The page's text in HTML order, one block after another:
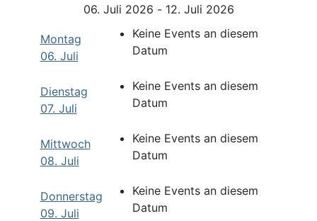
06. Juli 2026 - 12. Juli 2026
Montag
06. Juli
Keine Events an diesem
Datum
Dienstag
07. Juli
Keine Events an diesem
Datum
Mittwoch
08. Juli
Keine Events an diesem
Datum
Donnerstag
09. Juli
Keine Events an diesem
Datum